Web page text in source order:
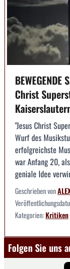
BEWEGENDE
Christ
"Jesus Christ
Wurf des
erfolgreichste
war Anfang 20,
geniale Idee
Geschrieben von
Kategorien:Kritiken
Folgen Sie uns